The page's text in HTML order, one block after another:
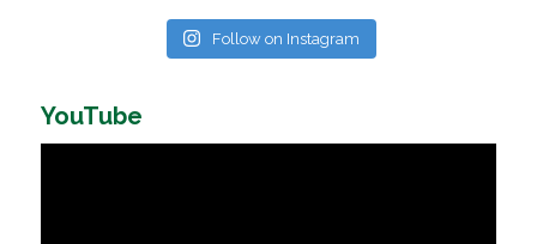
Follow on Instagram
YouTube